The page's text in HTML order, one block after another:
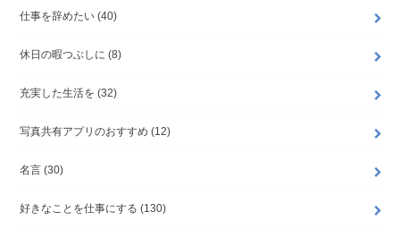
仕事を辞めたい (40)
休日の暇つぶしに (8)
充実した生活を (32)
写真共有アプリのおすすめ (12)
名言 (30)
好きなことを仕事にする (130)